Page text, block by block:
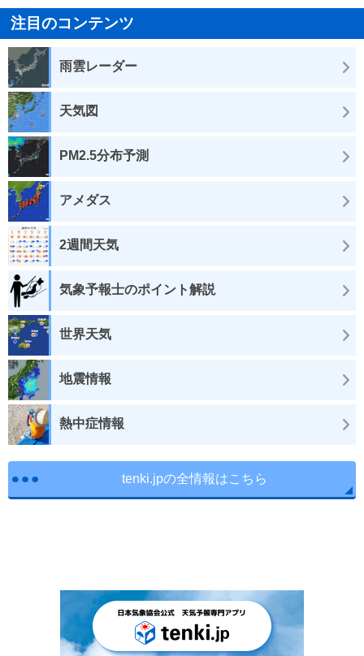
注目のコンテンツ
雨雲レーダー
天気図
PM2.5分布予測
アメダス
2週間天気
気象予報士のポイント解説
世界天気
地震情報
熱中症情報
tenki.jpの全情報はこちら